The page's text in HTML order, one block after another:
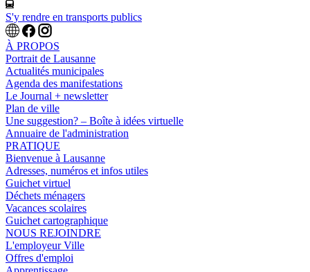
S'y rendre en transports publics
À PROPOS
Portrait de Lausanne
Actualités municipales
Agenda des manifestations
Le Journal + newsletter
Plan de ville
Une suggestion? – Boîte à idées virtuelle
Annuaire de l'administration
PRATIQUE
Bienvenue à Lausanne
Adresses, numéros et infos utiles
Guichet virtuel
Déchets ménagers
Vacances scolaires
Guichet cartographique
NOUS REJOINDRE
L'employeur Ville
Offres d'emploi